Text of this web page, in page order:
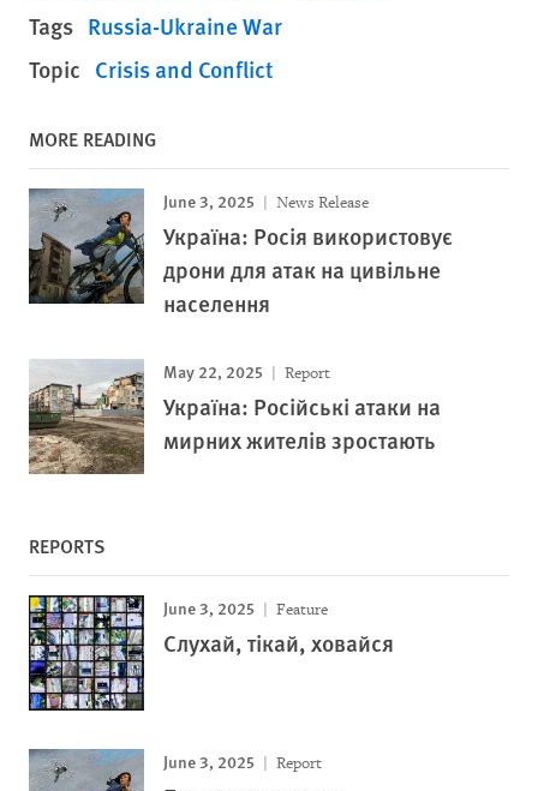
Tags Russia-Ukraine War
Topic Crisis and Conflict
MORE READING
June 3, 2025 News Release
Україна: Росія використовує
дрони для атак на цивільне
населення
May 22, 2025 Report
Україна: Російські атаки на
мирних жителів зростають
REPORTS
June 3, 2025 Feature
Слухай, тікай, ховайся
June 3, 2025 Report